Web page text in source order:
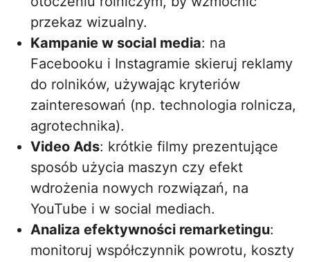
przekaz wizualny.
Kampanie w social media: na
Facebooku i Instagramie skieruj reklamy
do rolników, używając kryteriów
zainteresowań (np. technologia rolnicza,
agrotechnika).
Video Ads: krótkie filmy prezentujące
sposób użycia maszyn czy efekt
wdrożenia nowych rozwiązań, na
YouTube i w social mediach.
Analiza efektywności remarketingu:
monitoruj współczynnik powrotu, koszty